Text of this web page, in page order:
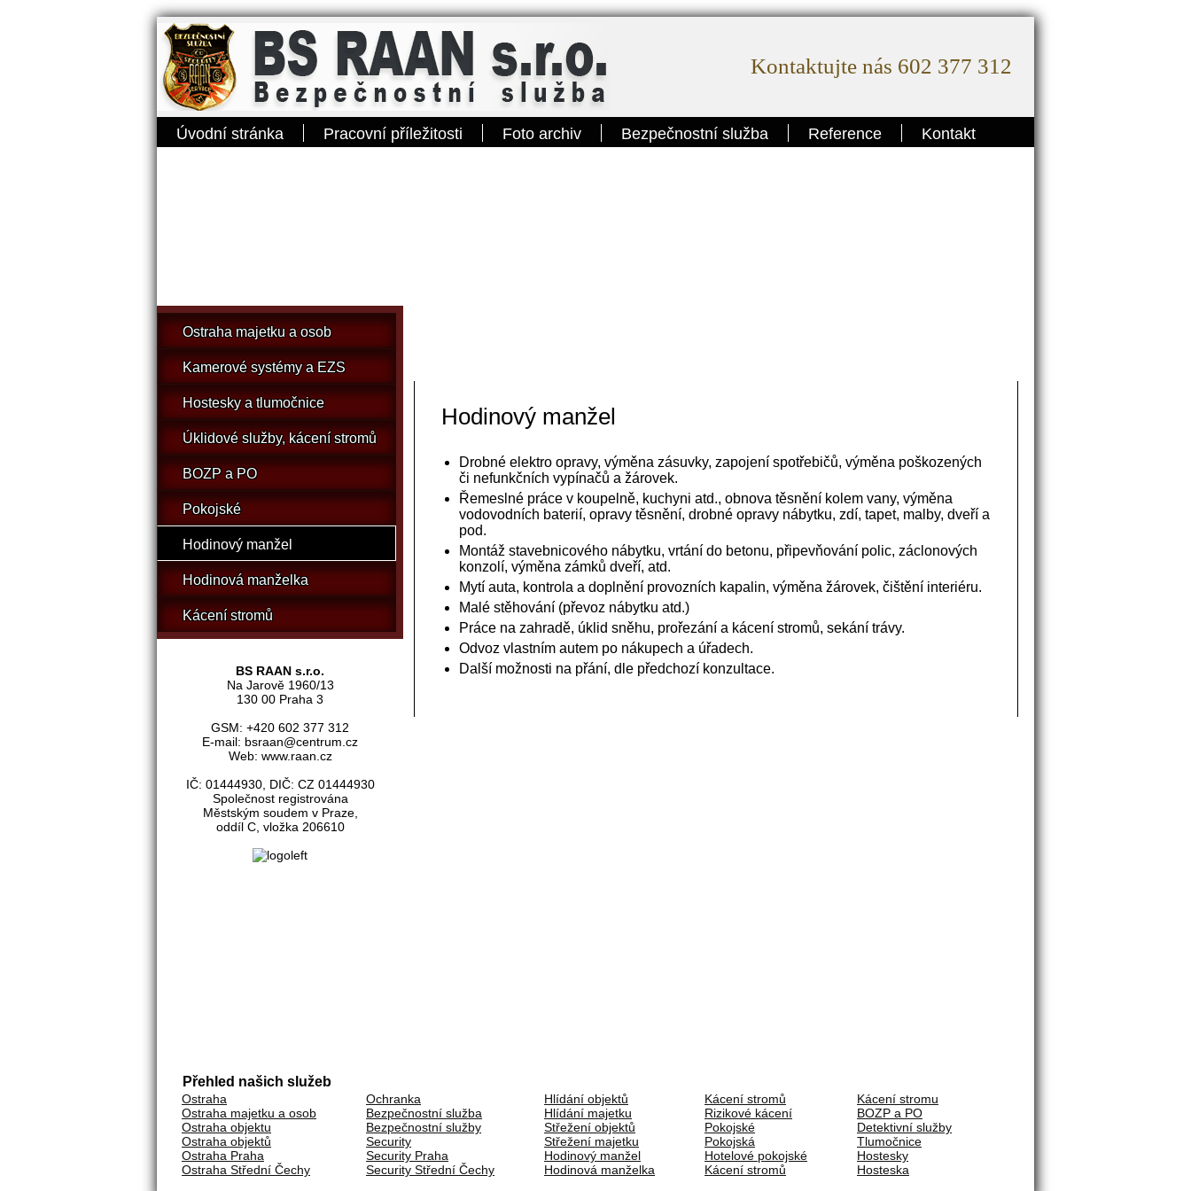
Kontaktujte nás 602 377 312
Úvodní stránka Pracovní příležitosti Foto archiv Bezpečnostní služba Reference Kontakt
Hodinový manžel
Drobné elektro opravy, výměna zásuvky, zapojení spotřebičů, výměna poškozených
či nefunkčních vypínačů a žárovek.
Řemeslné práce v koupelně, kuchyni atd., obnova těsnění kolem vany, výměna
vodovodních baterií, opravy těsnění, drobné opravy nábytku, zdí, tapet, malby, dveří a
pod.
Montáž stavebnicového nábytku, vrtání do betonu, připevňování polic, záclonových
konzolí, výměna zámků dveří, atd.
Mytí auta, kontrola a doplnění provozních kapalin, výměna žárovek, čištění interiéru.
Malé stěhování (převoz nábytku atd.)
Práce na zahradě, úklid sněhu, prořezání a kácení stromů, sekání trávy.
Odvoz vlastním autem po nákupech a úřadech.
Další možnosti na přání, dle předchozí konzultace.
Ostraha majetku a osob
Kamerové systémy a EZS
Hostesky a tlumočnice
Úklidové služby, kácení stromů
BOZP a PO
Pokojské
Hodinový manžel
Hodinová manželka
Kácení stromů
BS RAAN s.r.o.
Na Jarově 1960/13
130 00 Praha 3
GSM: +420 602 377 312
E-mail: bsraan@centrum.cz
Web: www.raan.cz
IČ: 01444930, DIČ: CZ 01444930
Společnost registrována
Městským soudem v Praze,
oddíl C, vložka 206610
Přehled našich služeb
Ostraha
Ostraha majetku a osob
Ostraha objektu
Ostraha objektů
Ostraha Praha
Ostraha Střední Čechy
Ochranka
Bezpečnostní služba
Bezpečnostní služby
Security
Security Praha
Security Střední Čechy
Hlídání objektů
Hlídání majetku
Střežení objektů
Střežení majetku
Hodinový manžel
Hodinová manželka
Kácení stromů
Rizikové kácení
Pokojské
Pokojská
Hotelové pokojské
Kácení stromů
Kácení stromu
BOZP a PO
Detektivní služby
Tlumočnice
Hostesky
Hosteska